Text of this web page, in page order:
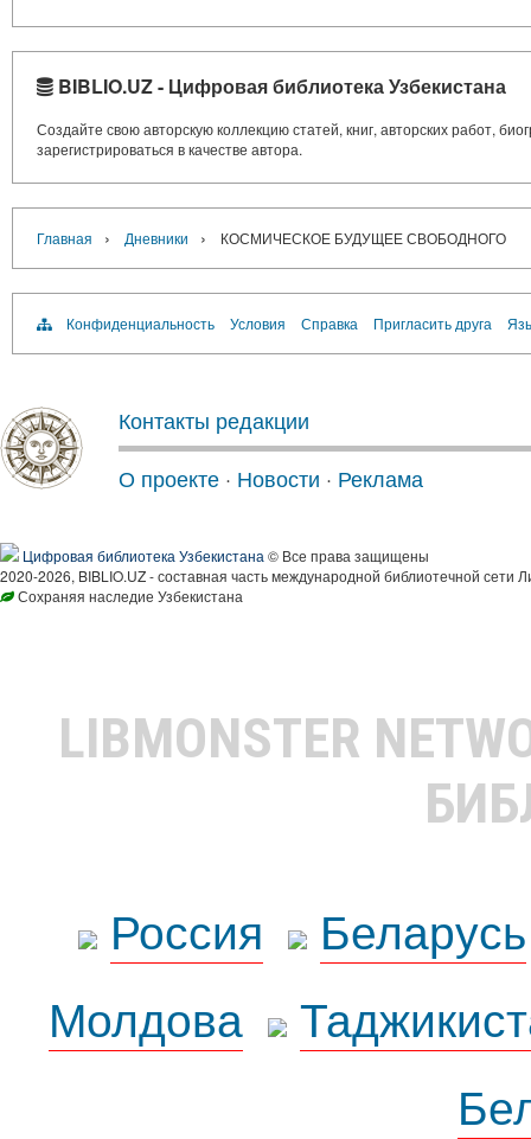
BIBLIO.UZ - Цифровая библиотека Узбекистана
Создайте свою авторскую коллекцию статей, книг, авторских работ,
зарегистрироваться в качестве автора.
Главная › Дневники › КОСМИЧЕСКОЕ БУДУЩЕЕ СВОБОДНОГО
Конфиденциальность Условия Справка Пригласить друга
Контакты редакции
О проекте · Новости · Реклама
Цифровая библиотека Узбекистана © Все права защищены
2020-2026, BIBLIO.UZ - составная часть международной библиотечной сети
Сохраняя наследие Узбекистана
LIBMONSTER
Россия
Беларусь
Молдова